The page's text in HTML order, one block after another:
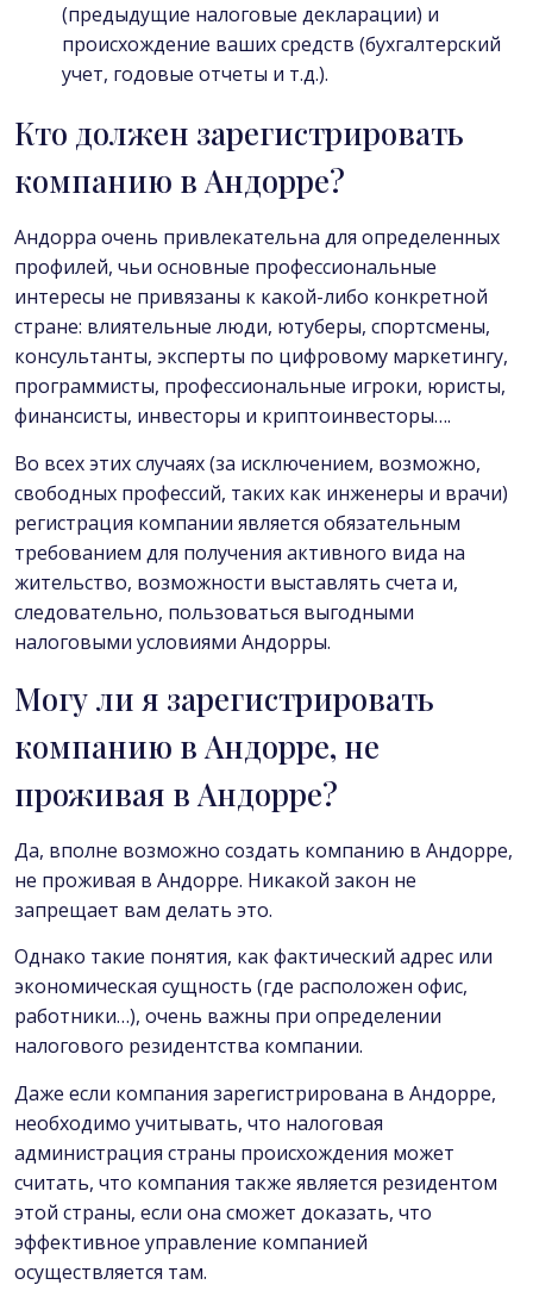
(предыдущие налоговые декларации) и
происхождение ваших средств (бухгалтерский
учет, годовые отчеты и т.д.).
Кто должен зарегистрировать
компанию в Андорре?
Андорра очень привлекательна для определенных
профилей, чьи основные профессиональные
интересы не привязаны к какой-либо конкретной
стране: влиятельные люди, ютуберы, спортсмены,
консультанты, эксперты по цифровому маркетингу,
программисты, профессиональные игроки, юристы,
финансисты, инвесторы и криптоинвесторы….
Во всех этих случаях (за исключением, возможно,
свободных профессий, таких как инженеры и врачи)
регистрация компании является обязательным
требованием для получения активного вида на
жительство, возможности выставлять счета и,
следовательно, пользоваться выгодными
налоговыми условиями Андорры.
Могу ли я зарегистрировать
компанию в Андорре, не
проживая в Андорре?
Да, вполне возможно создать компанию в Андорре,
не проживая в Андорре. Никакой закон не
запрещает вам делать это.
Однако такие понятия, как фактический адрес или
экономическая сущность (где расположен офис,
работники…), очень важны при определении
налогового резидентства компании.
Даже если компания зарегистрирована в Андорре,
необходимо учитывать, что налоговая
администрация страны происхождения может
считать, что компания также является резидентом
этой страны, если она сможет доказать, что
эффективное управление компанией
осуществляется там.